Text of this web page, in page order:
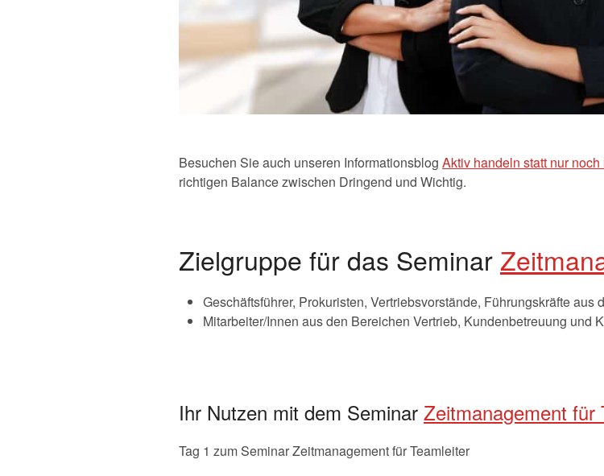
Besuchen Sie auch unseren Informationsblog Aktiv handeln statt nur
richtigen Balance zwischen Dringend und Wichtig.
Zielgruppe für das Seminar
Geschäftsführer, Prokuristen, Vertriebsvorstände, Führungskräfte aus
Mitarbeiter/Innen aus den Bereichen Vertrieb, Kundenbetreuung und
Ihr Nutzen mit dem Seminar Zeitmanagement für
Tag 1 zum Seminar Zeitmanagement für Teamleiter